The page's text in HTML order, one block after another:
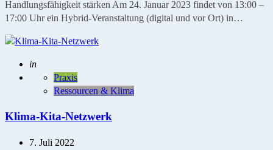
Handlungsfähigkeit stärken Am 24. Januar 2023 findet von 13:00 –
17:00 Uhr ein Hybrid-Veranstaltung (digital und vor Ort) in…
Geschrieben
in
Praxis
Ressourcen & Klima
Klima-Kita-Netzwerk
7. Juli 2022